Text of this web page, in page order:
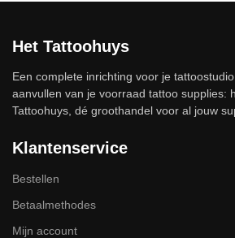
Het Tattoohuys
Een complete inrichting voor je
aanvullen van je voorraad tattoo supplies:
Tattoohuys, dé groothandel voor al jouw
Klantenservice
Bestellen
Betaalmethodes
Mijn account